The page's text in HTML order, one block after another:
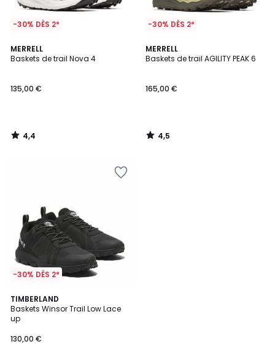
-30% DÈS 2*
MERRELL
Baskets de trail Nova 4
135,00 €
4,4
/ 5
4,4
/
-30% DÈS 2*
MERRELL
Baskets de trail AGILITY PEAK 6
165,00 €
4,5
/ 5
4,5
/
-30% DÈS 2*
TIMBERLAND
Baskets Winsor Trail Low Lace
up
130,00 €
4,5
/ 5